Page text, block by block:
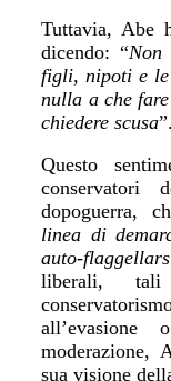
Tuttavia, Abe
dicendo:“Non
figli, nipoti e le
nulla a che
chiedere scusa”.
Questo
conservatori
dopoguerra,
linea di
auto-
liberali, tali
all’evasione
moderazione,
sua visione